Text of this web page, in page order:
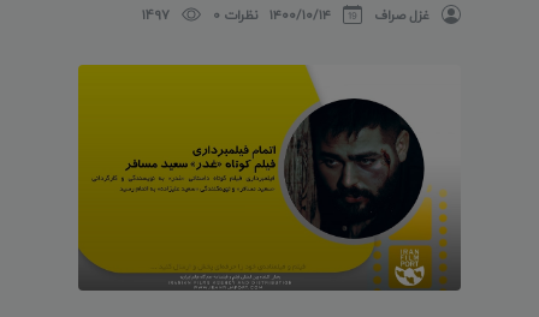
غزل صراف ۱۴۰۰/۱۰/۱۴ نظرات 0 1497